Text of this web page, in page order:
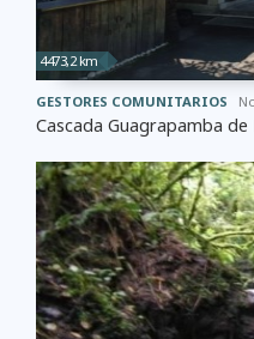
4473,2 km
GESTORES COMUNITARIOS
Cascada Guagrapamba de